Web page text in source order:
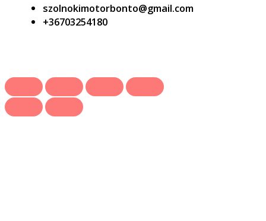
szolnokimotorbonto@gmail.com
+36703254180